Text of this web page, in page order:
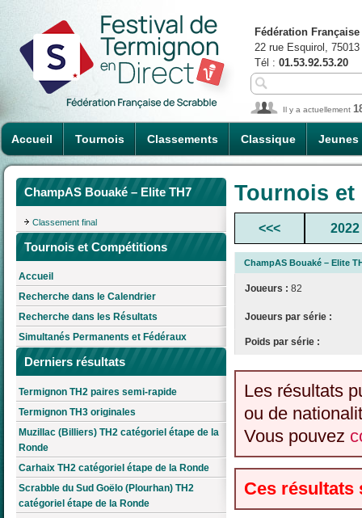
Accueil Tournois Classements Classique Jeunes
Fédération
22 rue Esquirol,
Tél : 01.53.92.53.20
Il y a actuellement
ChampAS Bouaké – Elite TH7
Classement final
Tournois et Compétitions
Accueil
Recherche dans le Calendrier
Recherche dans les Résultats
Simultanés Permanents et Fédéraux
Derniers résultats
Termignon TH2 paires semi-rapide
Termignon TH3 originales
Muzillac (Billiers) TH2 catégoriel étape de la
Ronde
Carhaix TH2 catégoriel étape de la Ronde
Scrabble du Sud Goëlo (Plourhan) TH2
catégoriel étape de la Ronde
Tournois
<<< 2022
ChampAS Bouaké – Elite
Joueurs : 82
Joueurs par série :
Poids par série :
Les résultats
ou de
Vous pouvez
Ces résultats